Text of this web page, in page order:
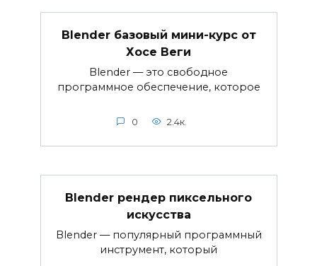
Blender базовый мини-курс от
Хосе Веги
Blender — это свободное
программное обеспечение, которое
0 2.4к.
Blender рендер пиксельного
искусства
Blender — популярный программный
инструмент, который